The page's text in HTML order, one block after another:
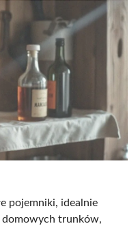
pojemniki, idealnie
domowych trunków,